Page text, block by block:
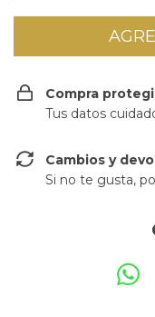
Compra
Tus datos
Cambios y
Si no te gusta,